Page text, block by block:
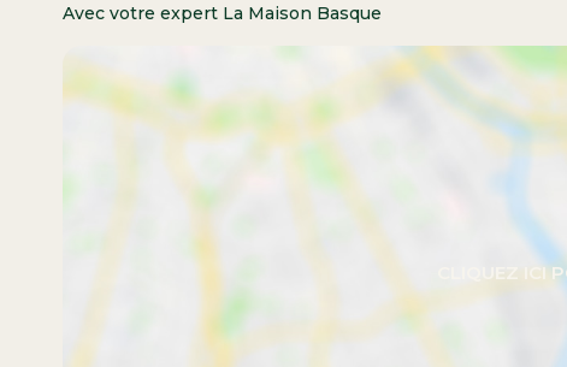
Avec votre expert La Maison Basque